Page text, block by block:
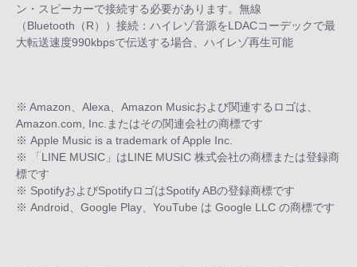
ン・スピーカーで接続する必要があります。無線
（Bluetooth（R））接続：ハイレゾ音源をLDACコーデックで最
大転送速度990kbpsで伝送する場合、ハイレゾ再生可能
※ Amazon、Alexa、Amazon Musicおよび関連するロゴは、
Amazon.com, Inc.またはその関連会社の商標です
※ Apple Music is a trademark of Apple Inc.
※ 「LINE MUSIC」はLINE MUSIC 株式会社の商標または登録商
標です
※ SpotifyおよびSpotifyロゴはSpotify ABの登録商標です
※ Android、Google Play、YouTube は Google LLC の商標です